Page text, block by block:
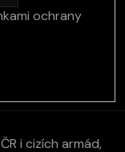
ochrany
i cizích armád,